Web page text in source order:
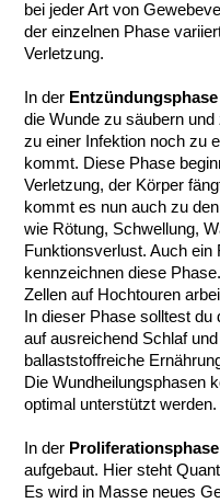
bei jeder Art von
der einzelnen Phase
Verletzung.
In der Entzündungsphase
die Wunde zu säubern
zu einer Infektion noch zu
kommt. Diese Phase
Verletzung, der Körper
kommt es nun auch zu
wie Rötung, Schwellung,
Funktionsverlust. Auch
kennzeichnen diese
Zellen auf Hochtouren
In dieser Phase solltest
auf ausreichend Schlaf
ballaststoffreiche
Die Wundheilungsphasen
optimal unterstützt werden.
In der Proliferationsphase
aufgebaut. Hier steht
Es wird in Masse neues